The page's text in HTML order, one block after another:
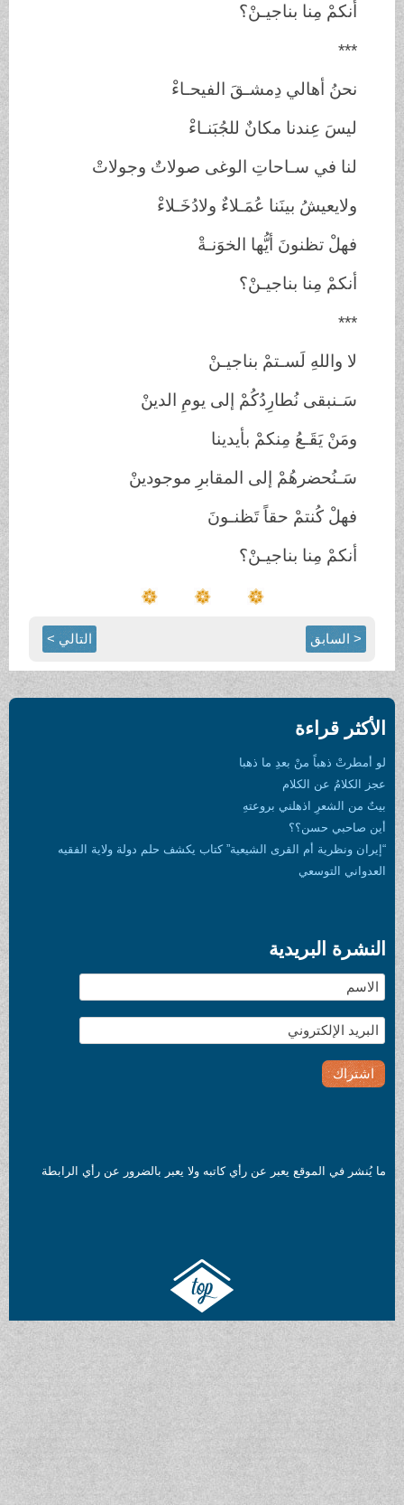
أنكمْ مِنا بناجيـنْ؟
***
نحنُ أهالي دِمشـقَ الفيحـاءْ
ليسَ عِندنا مكانٌ للجُبَنـاءْ
لنا في سـاحاتِ الوغى صولاتٌ وجولاتْ
ولايعيشُ بينَنا عُمَـلاءٌ ولادُخَـلاءْ
فهلْ تظنونَ أيُّها الخوَنـةْ
أنكمْ مِنا بناجيـنْ؟
***
لا واللهِ لَسـتمْ بناجيـنْ
سَـنبقى نُطارِدُكُمْ إلى يومِ الدينْ
ومَنْ يَقَـعُ مِنكمْ بأيدينا
سَـنُحضرهُمْ إلى المقابرِ موجودينْ
فهلْ كُنتمْ حقاً تَظنـونَ
أنكمْ مِنا بناجيـنْ؟
< السابق التالي >
الأكثر قراءة
لو أمطرتْ ذهباً منْ بعدِ ما ذهبا
عجز الكلامُ عن الكلام
بيتٌ من الشعرِ اذهلني بروعتهِ
أين صاحبي حسن؟؟
“إيران ونظرية أم القرى الشيعية” كتاب يكشف حلم دولة ولاية الفقيه
العدواني التوسعي
النشرة البريدية
ما يُنشر في الموقع يعبر عن رأي كاتبه ولا يعبر بالضرور عن رأي الرابطة